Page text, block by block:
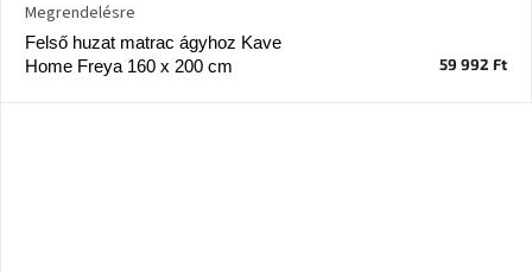
Felső huzat matrac ágyhoz Kave
Home Freya 160 x 200 cm
Megrendelésre
59 992 Ft